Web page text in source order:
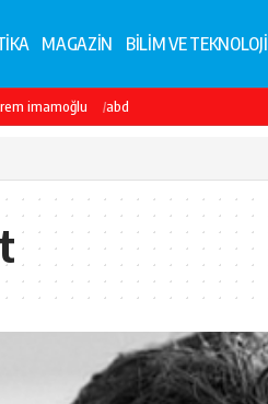
MAGAZİN BİLİM VE TEKNOLOJİ
imamoğlu abd